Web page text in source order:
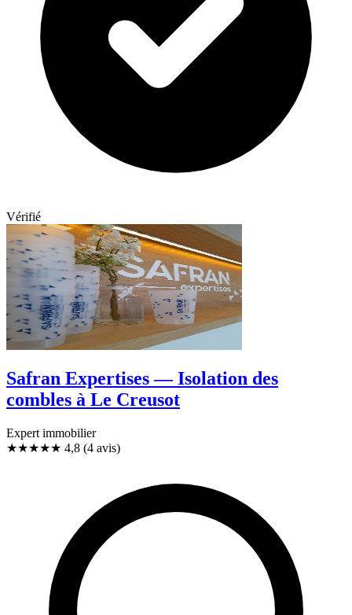
Vérifié
Safran Expertises — Isolation des
combles à Le Creusot
Expert immobilier
★★★★★ 4,8 (4 avis)